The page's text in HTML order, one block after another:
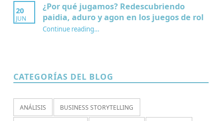
20
JUN
¿Por qué jugamos? Redescubriendo
paidia, aduro y agon en los juegos de rol
Continue reading“¿Por qué jugamos? Redescubriendo paidia, aduro y agon en los juegos de rol”
…
CATEGORÍAS DEL BLOG
ANÁLISIS BUSINESS STORYTELLING